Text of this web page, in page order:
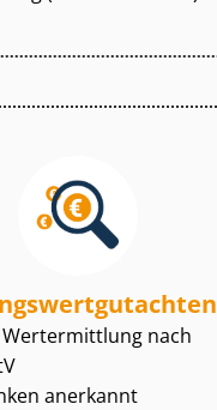
Wertermittlung nach
anerkannt